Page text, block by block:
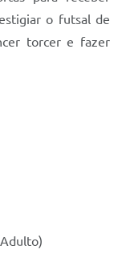
o futsal de
torcer e fazer